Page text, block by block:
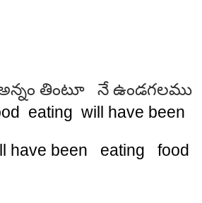
తింటూ నే ఉండగలము
eating will have been
have been eating food